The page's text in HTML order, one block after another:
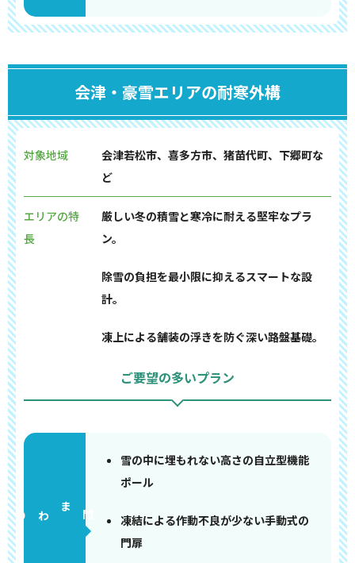
会津・豪雪エリアの耐寒外構
対象地域
会津若松市、喜多方市、猪苗代町、下郷町な
ど
エリアの特
長
厳しい冬の積雪と寒冷に耐える堅牢なプラ
ン。
除雪の負担を最小限に抑えるスマートな設
計。
凍上による舗装の浮きを防ぐ深い路盤基礎。
ご要望の多いプラン
門まわり
雪の中に埋もれない高さの自立型機能
ポール
凍結による作動不良が少ない手動式の
門扉